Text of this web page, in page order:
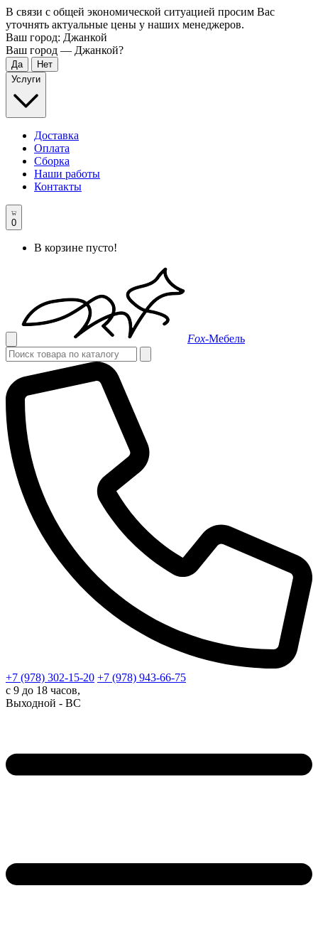
В связи с общей экономической ситуацией просим Вас
уточнять актуальные цены у наших менеджеров.
Ваш город: Джанкой
Ваш город — Джанкой?
Услуги
Доставка
Оплата
Сборка
Наши работы
Контакты
0
В корзине пусто!
Fox-Мебель
+7 (978) 302-15-20 +7 (978) 943-66-75
с 9 до 18 часов,
Выходной - ВС